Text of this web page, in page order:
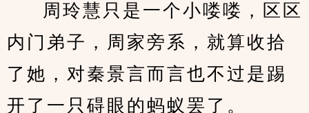
周玲慧只是一个小喽喽，区区
内门弟子，周家旁系，就算收拾
了她，对秦景言而言也不过是踢
开了一只碍眼的蚂蚁罢了。